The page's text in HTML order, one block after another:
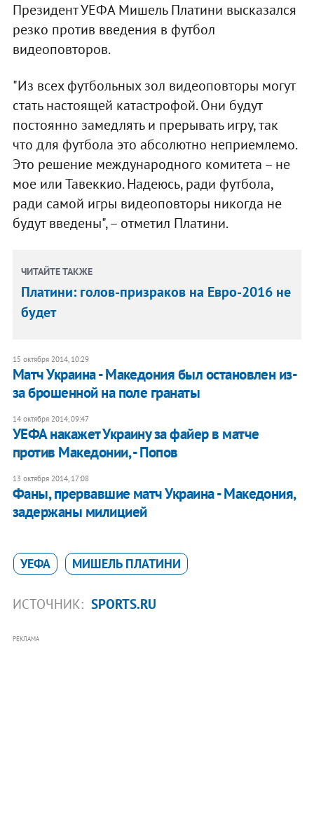
Президент УЕФА Мишель Платини высказался
резко против введения в футбол
видеоповторов.
"Из всех футбольных зол видеоповторы могут
стать настоящей катастрофой. Они будут
постоянно замедлять и прерывать игру, так
что для футбола это абсолютно неприемлемо.
Это решение международного комитета – не
мое или Тавеккио. Надеюсь, ради футбола,
ради самой игры видеоповторы никогда не
будут введены", – отметил Платини.
ЧИТАЙТЕ ТАКЖЕ
Платини: голов-призраков на Евро-2016 не
будет
15 октября 2014, 10:29
Матч Украина - Македония был остановлен из-
за брошенной на поле гранаты
14 октября 2014, 09:47
УЕФА накажет Украину за файер в матче
против Македонии, - Попов
13 октября 2014, 17:08
Фаны, прервавшие матч Украина - Македония,
задержаны милицией
УЕФА МИШЕЛЬ ПЛАТИНИ
ИСТОЧНИК: SPORTS.RU
РЕКЛАМА